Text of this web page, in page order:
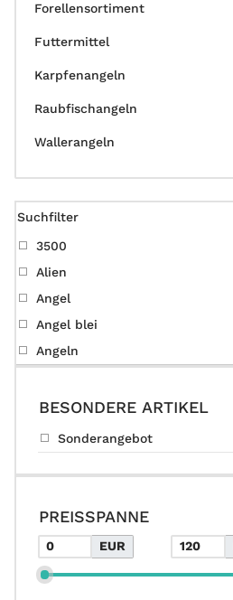
Forellensortiment
Futtermittel
Karpfenangeln
Raubfischangeln
Wallerangeln
Suchfilter
3500
Alien
Angel
Angel blei
Angeln
BESONDERE ARTIKEL
Sonderangebot
PREISSPANNE
EUR